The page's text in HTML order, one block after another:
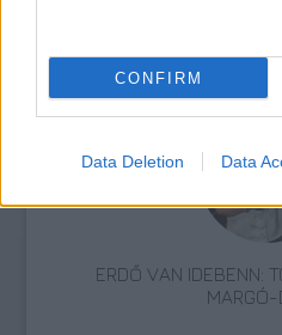
CONFIRM
Data Deletion Data
Irodalom Könyv Erdély
ERDŐ VAN IDEBENN: